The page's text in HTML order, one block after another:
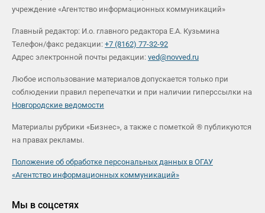
учреждение «Агентство информационных коммуникаций»
Главный редактор: И.о. главного редактора Е.А. Кузьмина
Телефон/факс редакции: +7 (8162) 77-32-92
Адрес электронной почты редакции: ved@novved.ru
Любое использование материалов допускается только при
соблюдении правил перепечатки и при наличии гиперссылки на
Новгородские ведомости
Материалы рубрики «Бизнес», а также с пометкой ® публикуются
на правах рекламы.
Положение об обработке персональных данных в ОГАУ
«Агентство информационных коммуникаций»
Мы в соцсетях